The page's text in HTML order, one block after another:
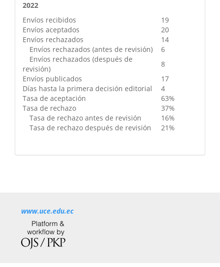
2022
Envíos recibidos
19
Envíos aceptados
20
Envíos rechazados
14
Envíos rechazados (antes de revisión)
6
Envíos rechazados (después de
revisión)
8
Envíos publicados
17
Días hasta la primera decisión editorial
4
Tasa de aceptación
63%
Tasa de rechazo
37%
Tasa de rechazo antes de revisión
16%
Tasa de rechazo después de revisión
21%
www.uce.edu.ec